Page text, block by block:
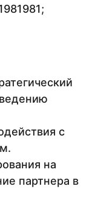
с
на
партнера в